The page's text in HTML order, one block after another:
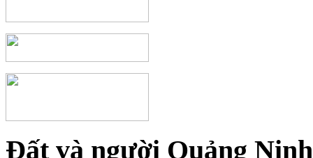
Đất và người Quảng Ninh